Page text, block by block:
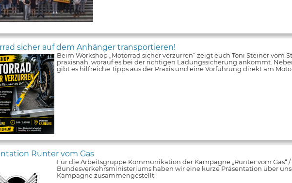
sicher auf dem Anhänger transportieren!
Beim Workshop „Motorrad sicher verzurren“ zeigt euch Toni Steiner vom
praxisnah, worauf es bei der richtigen Ladungssicherung ankommt.
gibt es hilfreiche Tipps aus der Praxis und eine Vorführung direkt am
Runter vom Gas
Für die Arbeitsgruppe Kommunikation der Kampagne „Runter vom Gas“
Bundesverkehrsministeriums haben wir eine kurze Präsentation über
Kampagne zusammengestellt.